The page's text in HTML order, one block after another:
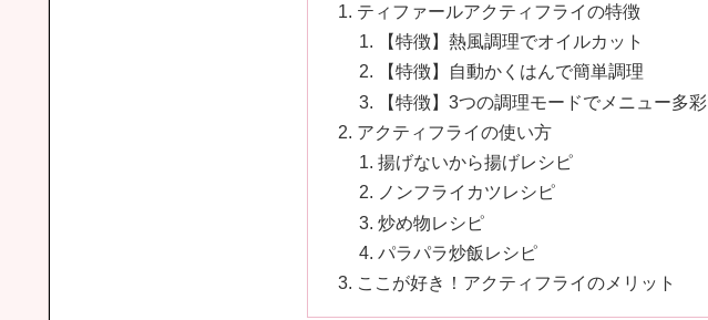
ティファールアクティフライの特徴
【特徴】熱風調理でオイルカット
【特徴】自動かくはんで簡単調理
【特徴】3つの調理モードでメニュー多彩
アクティフライの使い方
揚げないから揚げレシピ
ノンフライカツレシピ
炒め物レシピ
パラパラ炒飯レシピ
ここが好き！アクティフライのメリット